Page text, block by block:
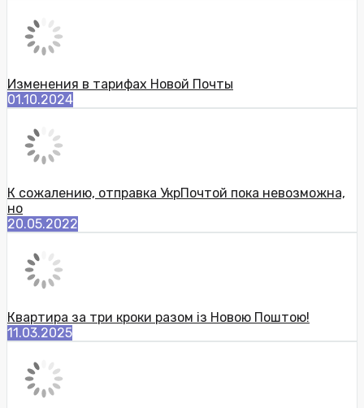
Изменения в тарифах Новой Почты
01.10.2024
К сожалению, отправка УкрПочтой пока невозможна,
но
20.05.2022
Квартира за три кроки разом із Новою Поштою!
11.03.2025